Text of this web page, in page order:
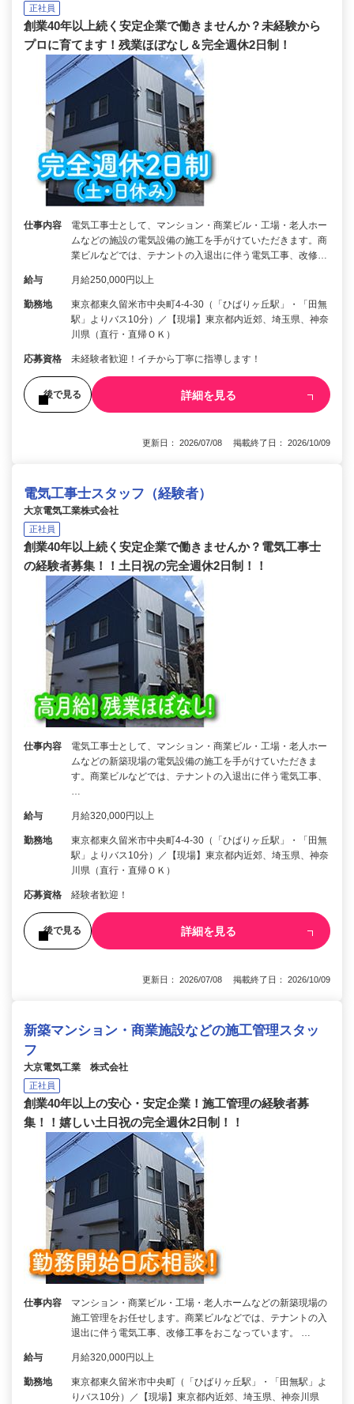
正社員
創業40年以上続く安定企業で働きませんか？未経験から
プロに育てます！残業ほぼなし＆完全週休2日制！
仕事内容
電気工事士として、マンション・商業ビル・工場・老人ホー
ムなどの施設の電気設備の施工を手がけていただきます。商
業ビルなどでは、テナントの入退出に伴う電気工事、改修…
給与 月給250,000円以上
勤務地
東京都東久留米市中央町4-4-30（「ひばりヶ丘駅」・「田無
駅」よりバス10分）／【現場】東京都内近郊、埼玉県、神奈
川県（直行・直帰ＯＫ）
応募資格 未経験者歓迎！イチから丁寧に指導します！
後で見る 詳細を見る
更新日： 2026/07/08 掲載終了日： 2026/10/09
電気工事士スタッフ（経験者）
大京電気工業株式会社
正社員
創業40年以上続く安定企業で働きませんか？電気工事士
の経験者募集！！土日祝の完全週休2日制！！
仕事内容
電気工事士として、マンション・商業ビル・工場・老人ホー
ムなどの新築現場の電気設備の施工を手がけていただきま
す。商業ビルなどでは、テナントの入退出に伴う電気工事、
…
給与 月給320,000円以上
勤務地
東京都東久留米市中央町4-4-30（「ひばりヶ丘駅」・「田無
駅」よりバス10分）／【現場】東京都内近郊、埼玉県、神奈
川県（直行・直帰ＯＫ）
応募資格 経験者歓迎！
後で見る 詳細を見る
更新日： 2026/07/08 掲載終了日： 2026/10/09
新築マンション・商業施設などの施工管理スタッ
フ
大京電気工業 株式会社
正社員
創業40年以上の安心・安定企業！施工管理の経験者募
集！！嬉しい土日祝の完全週休2日制！！
仕事内容
マンション・商業ビル・工場・老人ホームなどの新築現場の
施工管理をお任せします。商業ビルなどでは、テナントの入
退出に伴う電気工事、改修工事をおこなっています。 …
給与 月給320,000円以上
勤務地
東京都東久留米市中央町（「ひばりヶ丘駅」・「田無駅」よ
りバス10分）／【現場】東京都内近郊、埼玉県、神奈川県